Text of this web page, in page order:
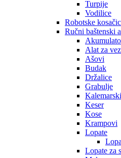
Turpije
Vodilice
Robotske
Ručni baštenski
Alat za
Ašovi
Budak
Držalice
Grabulje
Keser
Kose
Krampovi
Lopate
Lopate za